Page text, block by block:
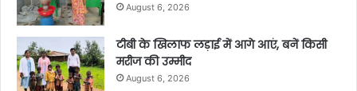
August 6, 2026
टीबी के खिलाफ लड़ाई में आगे आएं, बनें किसी
मरीज की उम्मीद
August 6, 2026